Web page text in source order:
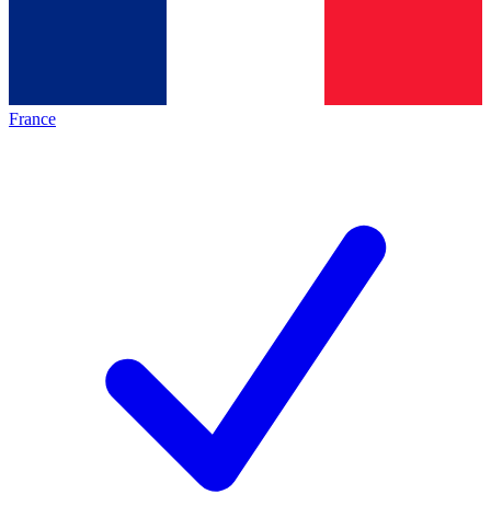
France